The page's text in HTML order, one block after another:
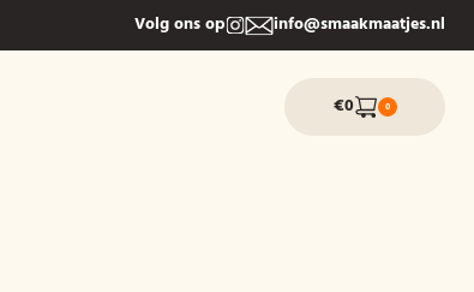
Volg ons op info@smaakmaatjes.nl
€0 0